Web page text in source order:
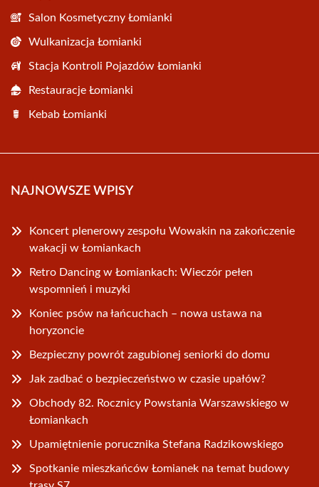
Salon Kosmetyczny Łomianki
Wulkanizacja Łomianki
Stacja Kontroli Pojazdów Łomianki
Restauracje Łomianki
Kebab Łomianki
NAJNOWSZE WPISY
Koncert plenerowy zespołu Wowakin na zakończenie
wakacji w Łomiankach
Retro Dancing w Łomiankach: Wieczór pełen
wspomnień i muzyki
Koniec psów na łańcuchach – nowa ustawa na
horyzoncie
Bezpieczny powrót zagubionej seniorki do domu
Jak zadbać o bezpieczeństwo w czasie upałów?
Obchody 82. Rocznicy Powstania Warszawskiego w
Łomiankach
Upamiętnienie porucznika Stefana Radzikowskiego
Spotkanie mieszkańców Łomianek na temat budowy